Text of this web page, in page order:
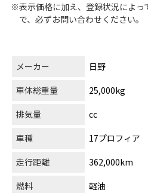
※表示価格に加え、登録状況によっ
で、必ずお問い合わせください。
メーカー
日野
車体総重量
25,000kg
排気量
cc
車種
17プロフィア
走行距離
362,000km
燃料
軽油